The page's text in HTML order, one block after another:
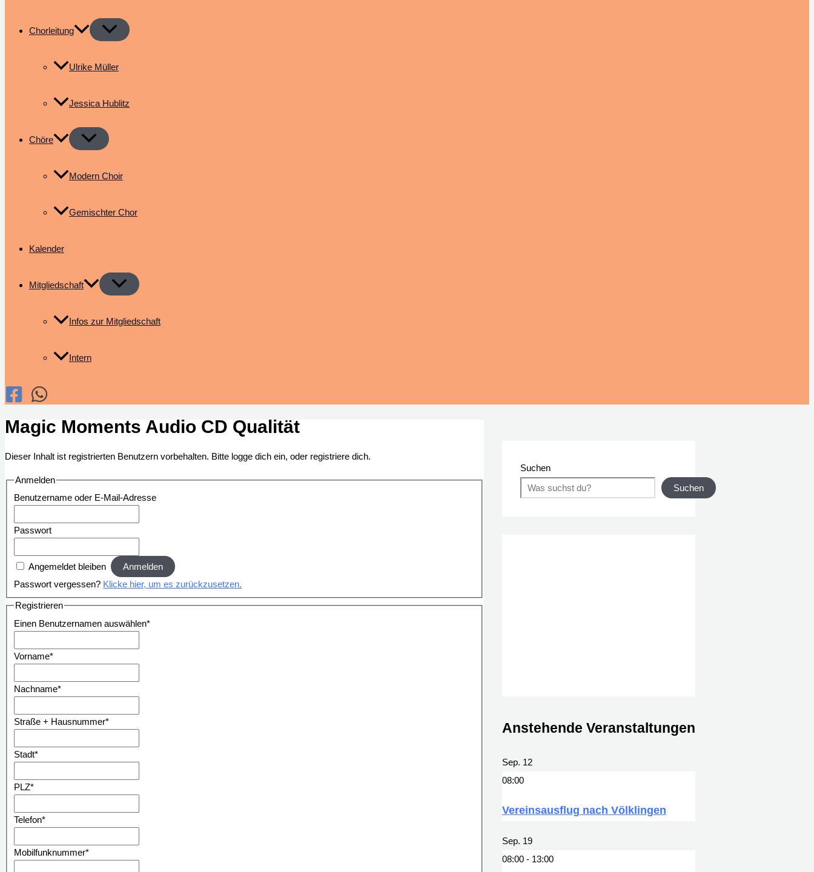
Chorleitung
Ulrike Müller
Jessica Hublitz
Chöre
Modern Choir
Gemischter Chor
Kalender
Mitgliedschaft
Infos zur Mitgliedschaft
Intern
Magic Moments Audio CD Qualität
Dieser Inhalt ist registrierten Benutzern vorbehalten. Bitte logge dich ein, oder registriere dich.
Anmelden
Benutzername oder E-Mail-Adresse
Passwort
Angemeldet bleiben
Passwort vergessen? Klicke hier, um es zurückzusetzen.
Registrieren
Einen Benutzernamen auswählen*
Vorname*
Nachname*
Straße + Hausnummer*
Stadt*
PLZ*
Telefon*
Mobilfunknummer*
Suchen
Suchen
Anstehende Veranstaltungen
Sep. 12
08:00
Vereinsausflug nach Völklingen
Sep. 19
08:00- 13:00